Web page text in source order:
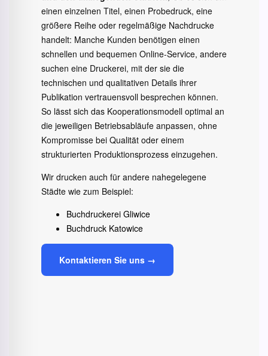
einen einzelnen Titel, einen Probedruck, eine
größere Reihe oder regelmäßige Nachdrucke
handelt: Manche Kunden benötigen einen
schnellen und bequemen Online-Service, andere
suchen eine Druckerei, mit der sie die
technischen und qualitativen Details ihrer
Publikation vertrauensvoll besprechen können.
So lässt sich das Kooperationsmodell optimal an
die jeweiligen Betriebsabläufe anpassen, ohne
Kompromisse bei Qualität oder einem
strukturierten Produktionsprozess einzugehen.
Wir drucken auch für andere nahegelegene
Städte wie zum Beispiel:
Buchdruckerei Gliwice
Buchdruck Katowice
Kontaktieren Sie uns →